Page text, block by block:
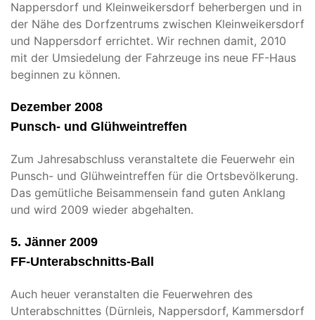
Nappersdorf und Kleinweikersdorf beherbergen und in
der Nähe des Dorfzentrums zwischen Kleinweikersdorf
und Nappersdorf errichtet. Wir rechnen damit, 2010
mit der Umsiedelung der Fahrzeuge ins neue FF-Haus
beginnen zu können.
Dezember 2008
Punsch- und Glühweintreffen
Zum Jahresabschluss veranstaltete die Feuerwehr ein
Punsch- und Glühweintreffen für die Ortsbevölkerung.
Das gemütliche Beisammensein fand guten Anklang
und wird 2009 wieder abgehalten.
5. Jänner 2009
FF-Unterabschnitts-Ball
Auch heuer veranstalten die Feuerwehren des
Unterabschnittes (Dürnleis, Nappersdorf, Kammersdorf